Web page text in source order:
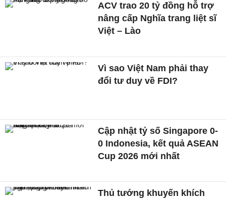
ACV trao 20 tỷ đồng hỗ trợ
nâng cấp Nghĩa trang liệt sĩ
Việt – Lào
Vì sao Việt Nam phải thay
đổi tư duy về FDI?
Cập nhật tỷ số Singapore 0-
0 Indonesia, kết quả ASEAN
Cup 2026 mới nhất
Thủ tướng khuyến khích